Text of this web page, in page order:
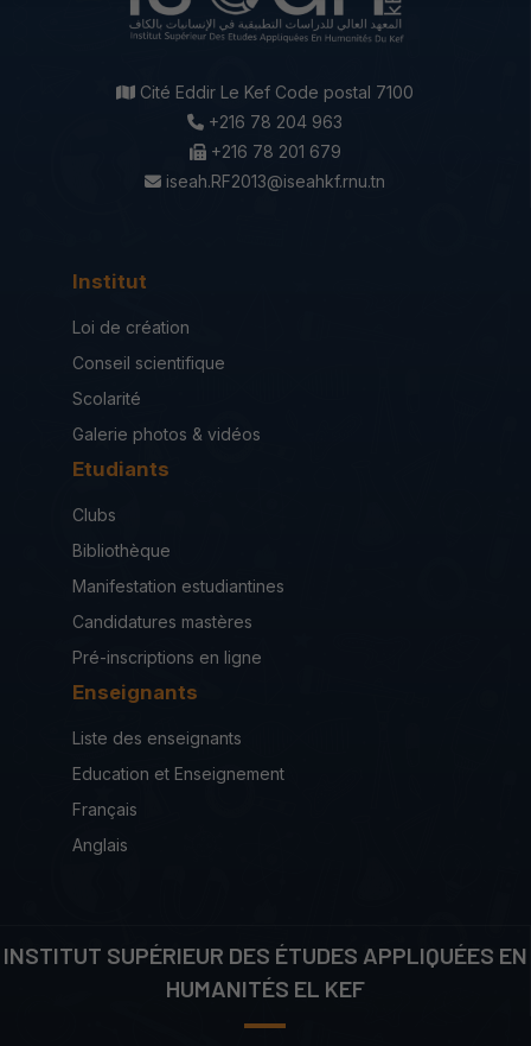
Cité Eddir Le Kef Code postal 7100
+216 78 204 963
+216 78 201 679
iseah.RF2013@iseahkf.rnu.tn
Institut
Loi de création
Conseil scientifique
Scolarité
Galerie photos & vidéos
Etudiants
Clubs
Bibliothèque
Manifestation estudiantines
Candidatures mastères
Pré-inscriptions en ligne
Enseignants
Liste des enseignants
Education et Enseignement
Français
Anglais
INSTITUT SUPÉRIEUR DES ÉTUDES APPLIQUÉES EN
HUMANITÉS EL KEF